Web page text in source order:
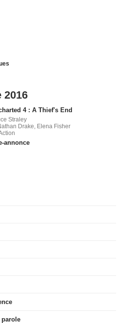
2016
4 : A Thief's End
Straley
Drake, Elena Fisher
annonce
parole